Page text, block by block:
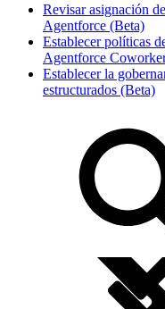
Revisar asignación
Agentforce (Beta)
Establecer políticas
Agentforce
Establecer la
estructurados (Beta)